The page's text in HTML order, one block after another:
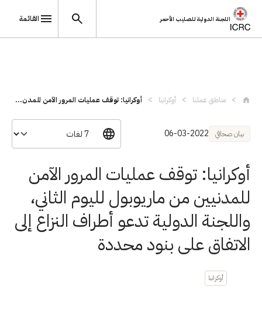
اللجنة الدولية للصليب الأحمر القائمة
مناطق عملنا أوكرانيا أوكرانيا: توقف عمليات المرور الآمن للمدن...
بيان صحافي 06-03-2022
أوكرانيا: توقف عمليات المرور الآمن
للمدنيين من ماريوبول لليوم الثاني،
واللجنة الدولية تدعو أطراف النزاع إلى
الاتفاق على بنود محددة
أوكرانيا